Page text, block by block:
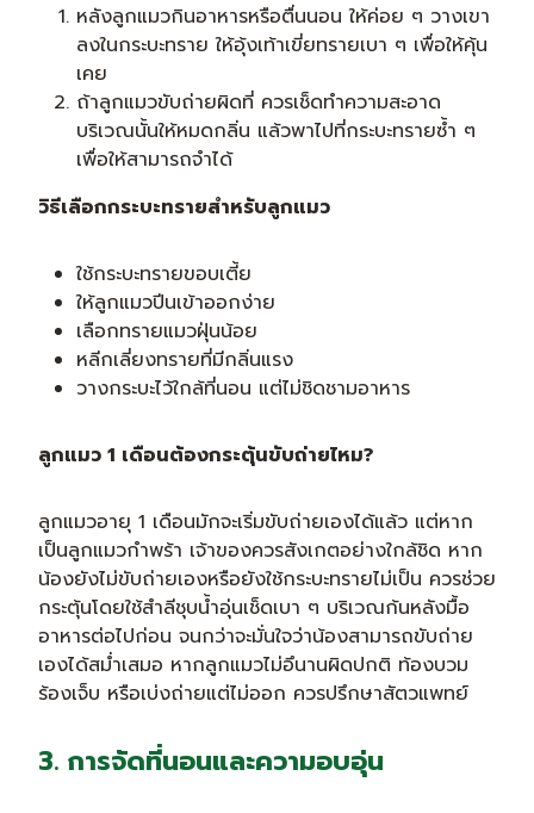
หลังลูกแมวกินอาหารหรือตื่นนอน ให้ค่อย ๆ วางเขา
ลงในกระบะทราย ให้อุ้งเท้าเขี่ยทรายเบา ๆ เพื่อให้คุ้น
เคย
ถ้าลูกแมวขับถ่ายผิดที่ ควรเช็ดทำความสะอาด
บริเวณนั้นให้หมดกลิ่น แล้วพาไปที่กระบะทรายซ้ำ ๆ
เพื่อให้สามารถจำได้
วิธีเลือกกระบะทรายสำหรับลูกแมว
ใช้กระบะทรายขอบเตี้ย
ให้ลูกแมวปีนเข้าออกง่าย
เลือกทรายแมวฝุ่นน้อย
หลีกเลี่ยงทรายที่มีกลิ่นแรง
วางกระบะไว้ใกล้ที่นอน แต่ไม่ชิดชามอาหาร
ลูกแมว 1 เดือนต้องกระตุ้นขับถ่ายไหม?
ลูกแมวอายุ 1 เดือนมักจะเริ่มขับถ่ายเองได้แล้ว แต่หาก
เป็นลูกแมวกำพร้า เจ้าของควรสังเกตอย่างใกล้ชิด หาก
น้องยังไม่ขับถ่ายเองหรือยังใช้กระบะทรายไม่เป็น ควรช่วย
กระตุ้นโดยใช้สำลีชุบน้ำอุ่นเช็ดเบา ๆ บริเวณก้นหลังมื้อ
อาหารต่อไปก่อน จนกว่าจะมั่นใจว่าน้องสามารถขับถ่าย
เองได้สม่ำเสมอ หากลูกแมวไม่อึนานผิดปกติ ท้องบวม
ร้องเจ็บ หรือเบ่งถ่ายแต่ไม่ออก ควรปรึกษาสัตวแพทย์
3. การจัดที่นอนและความอบอุ่น